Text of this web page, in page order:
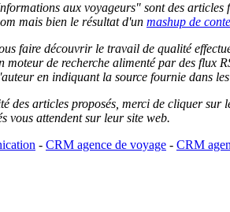
aux voyageurs" sont des
mais bien le résultat d'un mashup de
faire découvrir le travail de qualité
moteur de recherche alimenté par des flux
en indiquant la source fournie dans
des articles proposés, merci de cliquer sur
vous attendent sur leur site web.
- CRM agence de voyage - CRM